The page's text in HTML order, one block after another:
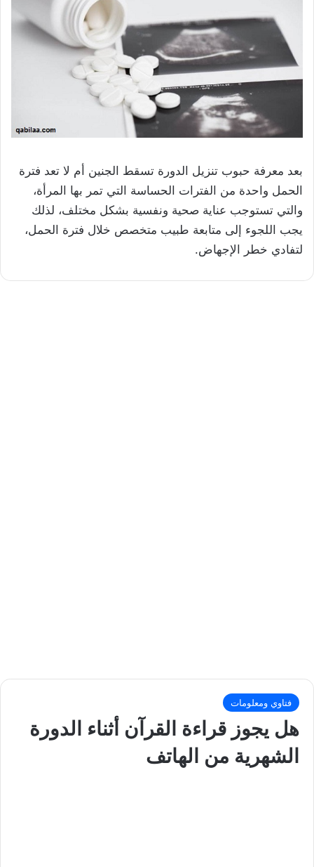
بعد معرفة حبوب تنزيل الدورة تسقط الجنين أم لا تعد فترة
الحمل واحدة من الفترات الحساسة التي تمر بها المرأة،
والتي تستوجب عناية صحية ونفسية بشكل مختلف، لذلك
يجب اللجوء إلى متابعة طبيب متخصص خلال فترة الحمل،
لتفادي خطر الإجهاض.